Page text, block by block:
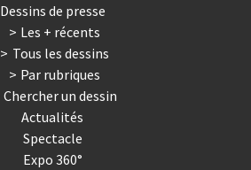
Dessins de presse
Les + récents
Tous les dessins
Par rubriques
Chercher un dessin
Actualités
Spectacle
Expo 360°